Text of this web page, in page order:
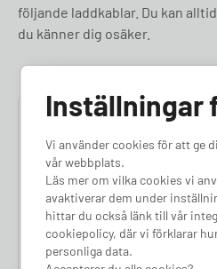
följande laddkablar. Du kan
du känner dig osäker.
4.76
Laddkabel 5-20m (11kW)
Finns i lager
Inställningar
Vi använder cookies för att ge
vår webbplats.
Läs mer om vilka cookies vi
avaktiverar dem under
hittar du också länk till vår
cookiepolicy, där vi förklarar
personliga data.